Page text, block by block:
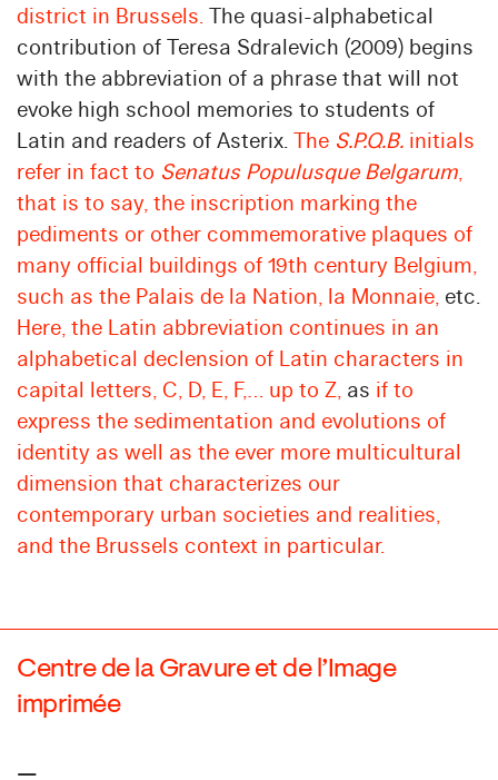
district in Brussels. The quasi-alphabetical
contribution of Teresa Sdralevich (2009) begins
with the abbreviation of a phrase that will not
evoke high school memories to students of
Latin and readers of Asterix. The S.P.Q.B. initials
refer in fact to Senatus Populusque Belgarum,
that is to say, the inscription marking the
pediments or other commemorative plaques of
many official buildings of 19th century Belgium,
such as the Palais de la Nation, la Monnaie, etc.
Here, the Latin abbreviation continues in an
alphabetical declension of Latin characters in
capital letters, C, D, E, F,… up to Z, as if to
express the sedimentation and evolutions of
identity as well as the ever more multicultural
dimension that characterizes our
contemporary urban societies and realities,
and the Brussels context in particular.
Centre de la Gravure et de l’Image
imprimée